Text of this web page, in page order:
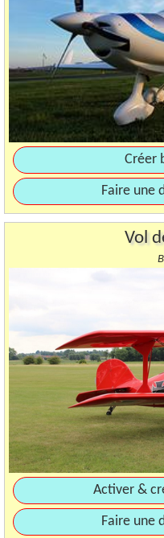
Créer
Faire une
Vol
Activer &
Faire une